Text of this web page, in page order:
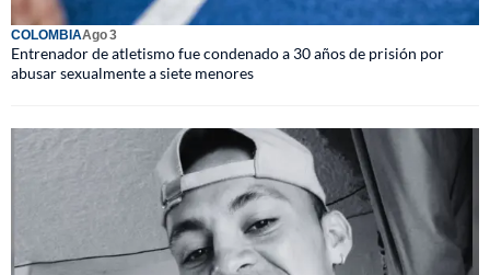
COLOMBIAAgo 3
Entrenador de atletismo fue condenado a 30 años de prisión por
abusar sexualmente a siete menores